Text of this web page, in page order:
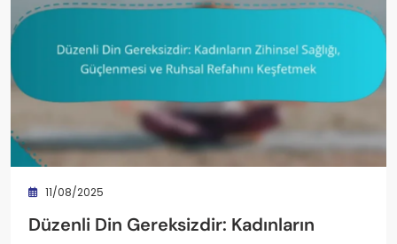
11/08/2025
Düzenli Din Gereksizdir: Kadınların